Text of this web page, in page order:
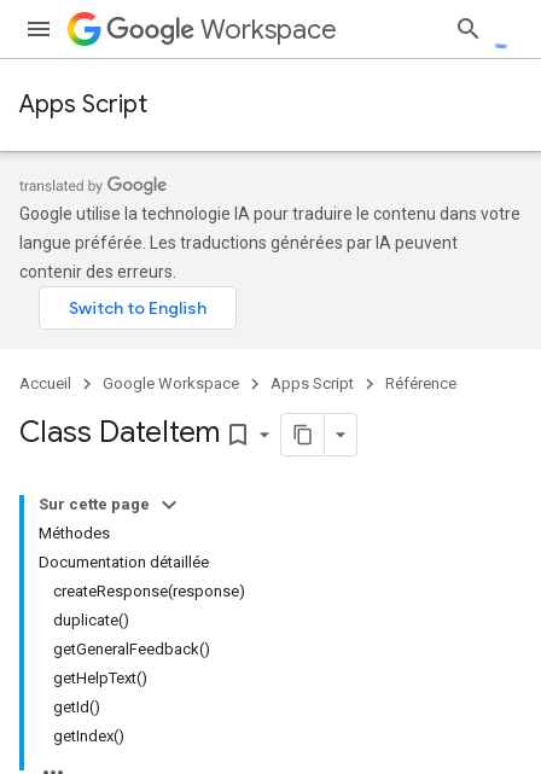
Workspace
Apps Script
Google utilise la technologie IA pour traduire le contenu dans votre
langue préférée. Les traductions générées par IA peuvent
contenir des erreurs.
Accueil Google Workspace Apps Script Référence
Class DateItem bookmark_border
Sur cette page
Méthodes
Documentation détaillée
createResponse(response)
duplicate()
getGeneralFeedback()
getHelpText()
getId()
getIndex()